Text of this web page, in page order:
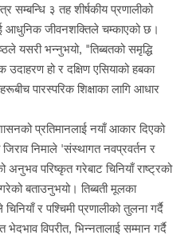
सम्बन्धि ३ तह शीर्षकीय प्रणालीको
आधुनिक जीवनशक्तिले चम्काएको छ।
यसरी भन्नुभयो, "तिब्बतको समृद्धि
हो र दक्षिण एसियाको हबका
पारस्परिक शिक्षाका लागि आधार
प्रतिमानलाई नयाँ आकार दिएको
निमाले 'संस्थागत नवप्रवर्तन र
अनुभव परिष्कृत गरेबाट चिनियाँ राष्ट्रको
बताउनुभयो। तिब्बती मूलका
र पश्चिमी प्रणालीको तुलना गर्दै
विपरीत, भिन्नतालाई सम्मान गर्दै